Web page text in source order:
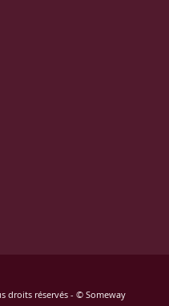
droits réservés - © Someway